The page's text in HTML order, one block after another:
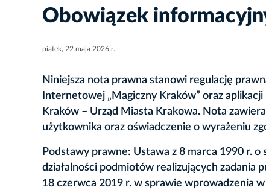
Obowiązek
piątek, 22 maja 2026 r.
Niniejsza nota prawna stanowi regulację
Internetowej „Magiczny Kraków” oraz
Kraków – Urząd Miasta Krakowa. Nota
użytkownika oraz oświadczenie o wyrażeniu
Podstawy prawne: Ustawa z 8 marca 1990 r.
działalności podmiotów realizujących zadania
18 czerwca 2019 r. w sprawie wprowadzenia